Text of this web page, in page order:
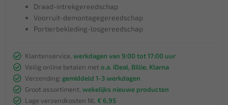
Draad-intrekgereedschap
Voorruit-demontagegereedschap
Portierbekleding-losgereedschap
Klantenservice, werkdagen van 9:00 tot 17:00 uur
Veilig online betalen met o.a. iDeal, Billie, Klarna
Verzending: gemiddeld 1-3 werkdagen
Groot assortiment, wekelijks nieuwe producten
Lage verzendkosten NL € 6,95